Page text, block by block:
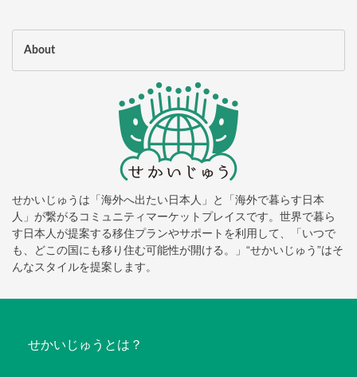
About
せかいじゅうは「海外へ出たい日本人」と「海外で暮らす日本
人」が繋がるコミュニティマーケットプレイスです。世界で暮ら
す日本人が提案する移住プランやサポートを利用して、「いつで
も、どこの国にも移り住む可能性が開ける。」“せかいじゅう”はそ
んなスタイルを提案します。
せかいじゅうとは？